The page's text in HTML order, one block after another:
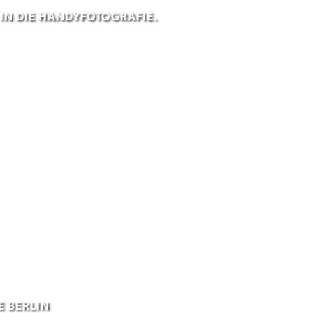
DIE HANDYFOTOGRAFIE.
BERLIN